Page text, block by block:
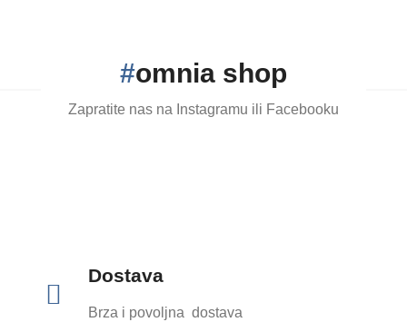
#omnia shop
Zapratite nas na Instagramu ili Facebooku

Dostava
Brza i povoljna dostava